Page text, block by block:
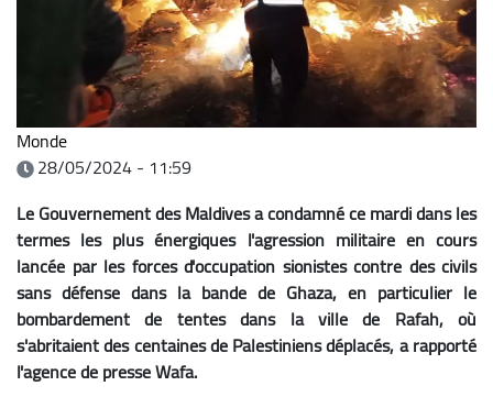
Monde
28/05/2024 - 11:59
Le Gouvernement des Maldives a condamné ce mardi dans les
termes les plus énergiques l'agression militaire en cours
lancée par les forces d'occupation sionistes contre des civils
sans défense dans la bande de Ghaza, en particulier le
bombardement de tentes dans la ville de Rafah, où
s'abritaient des centaines de Palestiniens déplacés, a rapporté
l'agence de presse Wafa.